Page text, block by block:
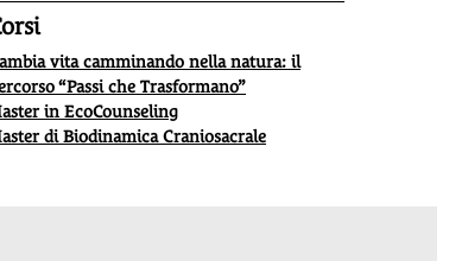
vita camminando nella natura: il
“Passi che Trasformano”
in EcoCounseling
di Biodinamica Craniosacrale